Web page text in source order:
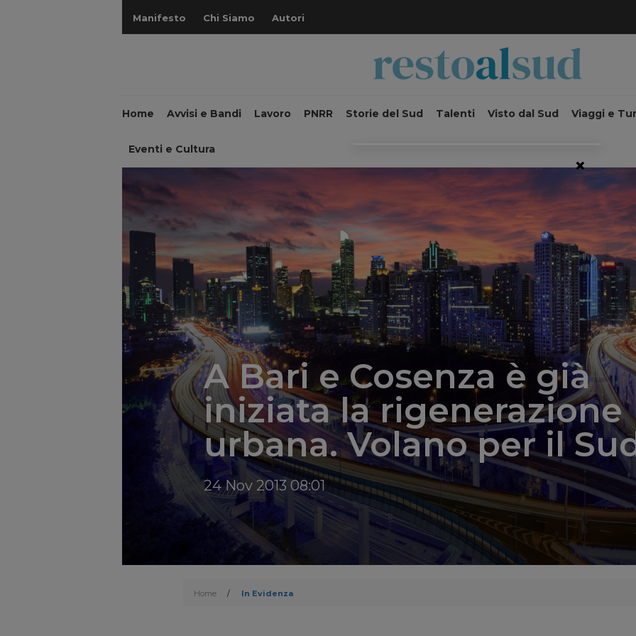
Manifesto Chi Siamo Autori
Home Avvisi e Bandi Lavoro PNRR Storie del Sud Talenti Visto dal Sud Viaggi e
Eventi e Cultura
A Bari e Cosenza è già
iniziata la rigenerazione
urbana. Volano per il
24 Nov 2013 08:01
Home / In Evidenza
×